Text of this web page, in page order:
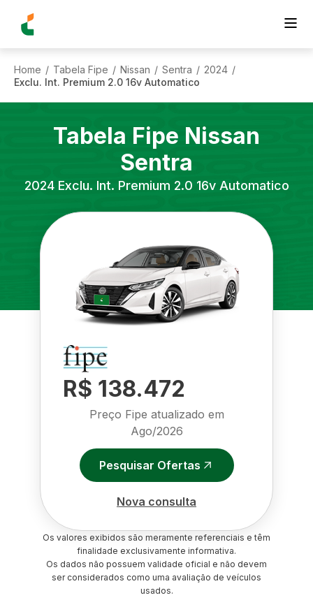
Home / Tabela Fipe / Nissan / Sentra / 2024 /
Exclu. Int. Premium 2.0 16v Automatico
Tabela Fipe Nissan
Sentra
2024 Exclu. Int. Premium 2.0 16v Automatico
R$ 138.472
Preço Fipe atualizado em
Ago/2026
Pesquisar Ofertas
Nova consulta
Os valores exibidos são meramente referenciais e têm
finalidade exclusivamente informativa.
Os dados não possuem validade oficial e não devem
ser considerados como uma avaliação de veículos
usados.